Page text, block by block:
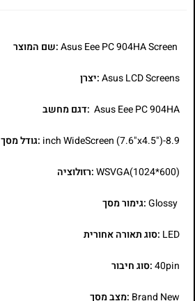
:שם המוצר
Asus LCD Screens:יצרן
Asus Eee PC 904HA :דגם מחשב
8.9-inch WideScreen (7.6"x4.5") :גודל מסך
WSVGA(1024*600):רזולוציה
Glossy:גימור מסך
LED :סוג תאורה אחורית
40pin:סוג חיבור
Brand New :מצב מסך